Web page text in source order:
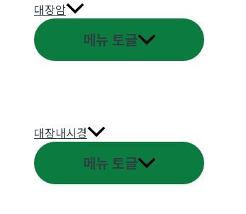
대장암
메뉴 토글
대장내시경
메뉴 토글